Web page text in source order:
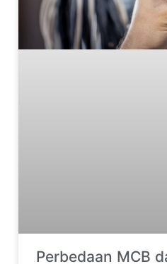
Perbedaan MCB